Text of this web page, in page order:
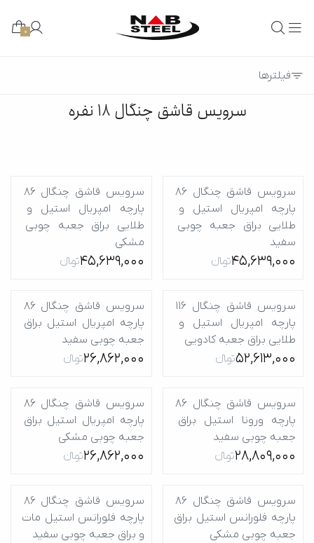
0
فیلترها
سرویس قاشق چنگال ۱۸ نفره
سرویس قاشق چنگال 86
پارچه امپریال استیل و
طلایی براق جعبه چوبی
سفید
45,639,000تومانءءء
پارچه امپریال استیل و
طلایی براق جعبه چوبی
مشکی
45,639,000تومانءءء
پارچه امپریال استیل و
طلایی براق جعبه کادویی
52,613,000تومانءءء
پارچه امپریال استیل براق
جعبه چوبی سفید
26,862,000تومانءءء
سرویس قاشق چنگال 86
پارچه ورونا استیل براق
جعبه چوبی سفید
28,809,000تومانءءء
پارچه امپریال استیل براق
جعبه چوبی مشکی
26,862,000تومانءءء
سرویس قاشق چنگال 86
پارچه فلورانس استیل براق
جعبه چوبی مشکی
پارچه فلورانس استیل مات
و براق جعبه چوبی سفید